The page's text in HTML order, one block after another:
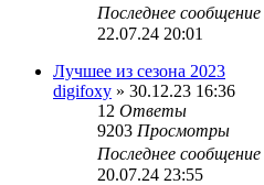
Последнее сообщение
22.07.24 20:01
Лучшее из сезона 2023
digifoxy » 30.12.23 16:36
12 Ответы
9203 Просмотры
Последнее сообщение
20.07.24 23:55